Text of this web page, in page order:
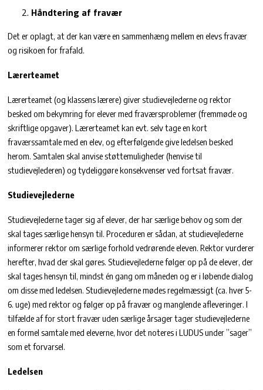
Håndtering af fravær
Det er oplagt, at der kan være en sammenhæng mellem en elevs fravær
og risikoen for frafald.
Lærerteamet
Lærerteamet (og klassens lærere) giver studievejlederne og rektor
besked om bekymring for elever med fraværsproblemer (fremmøde og
skriftlige opgaver). Lærerteamet kan evt. selv tage en kort
fraværssamtale med en elev, og efterfølgende give ledelsen besked
herom. Samtalen skal anvise støttemuligheder (henvise til
studievejlederen) og tydeliggøre konsekvenser ved fortsat fravær.
Studievejlederne
Studievejlederne tager sig af elever, der har særlige behov og som der
skal tages særlige hensyn til. Proceduren er sådan, at studievejlederne
informerer rektor om særlige forhold vedrørende eleven. Rektor vurderer
herefter, hvad der skal gøres. Studievejlederne følger op på de elever, der
skal tages hensyn til, mindst én gang om måneden og er i løbende dialog
om disse med ledelsen. Studievejlederne mødes regelmæssigt (ca. hver 5-
6. uge) med rektor og følger op på fravær og manglende afleveringer. I
tilfælde af for stort fravær uden særlige årsager tager studievejlederne
en formel samtale med eleverne, hvor det noteres i LUDUS under ”sager”
som et forvarsel.
Ledelsen